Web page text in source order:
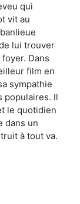
qui
vit au
lui trouver
Dans
film en
sympathie
populaires. Il
le quotidien
dans un
à tout va.